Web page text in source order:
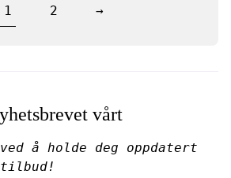
1 2 →
vårt
å holde deg oppdatert
tilbud!